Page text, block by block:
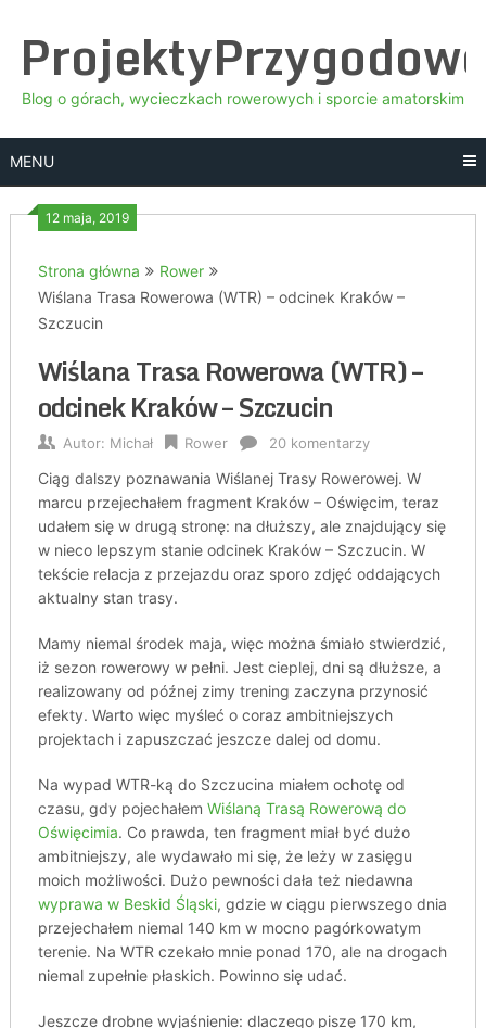
content
Blog o górach, wycieczkach rowerowych i sporcie amatorskim
MENU
12 maja, 2019
Strona główna
Rower
Wiślana Trasa Rowerowa (WTR) – odcinek Kraków –
Szczucin
Wiślana Trasa Rowerowa (WTR) –
odcinek Kraków – Szczucin
Autor: Michał Rower 20 komentarzy
Ciąg dalszy poznawania Wiślanej Trasy Rowerowej. W
marcu przejechałem fragment Kraków – Oświęcim, teraz
udałem się w drugą stronę: na dłuższy, ale znajdujący się
w nieco lepszym stanie odcinek Kraków – Szczucin. W
tekście relacja z przejazdu oraz sporo zdjęć oddających
aktualny stan trasy.
Mamy niemal środek maja, więc można śmiało stwierdzić,
iż sezon rowerowy w pełni. Jest cieplej, dni są dłuższe, a
realizowany od późnej zimy trening zaczyna przynosić
efekty. Warto więc myśleć o coraz ambitniejszych
projektach i zapuszczać jeszcze dalej od domu.
Na wypad WTR-ką do Szczucina miałem ochotę od
czasu, gdy pojechałem Wiślaną Trasą Rowerową do
Oświęcimia. Co prawda, ten fragment miał być dużo
ambitniejszy, ale wydawało mi się, że leży w zasięgu
moich możliwości. Dużo pewności dała też niedawna
wyprawa w Beskid Śląski, gdzie w ciągu pierwszego dnia
przejechałem niemal 140 km w mocno pagórkowatym
terenie. Na WTR czekało mnie ponad 170, ale na drogach
niemal zupełnie płaskich. Powinno się udać.
Jeszcze drobne wyjaśnienie: dlaczego piszę 170 km,